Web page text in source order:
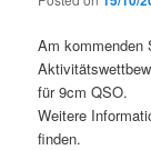
Am kommenden
für 9cm QSO.
Weitere
finden.